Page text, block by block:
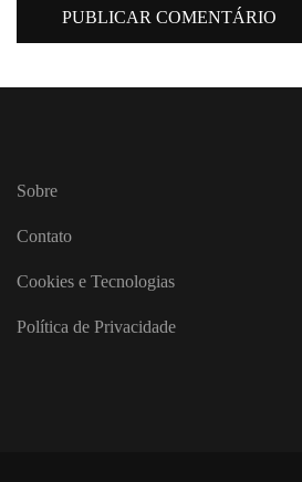
Sobre
Contato
Cookies e Tecnologias
Política de Privacidade